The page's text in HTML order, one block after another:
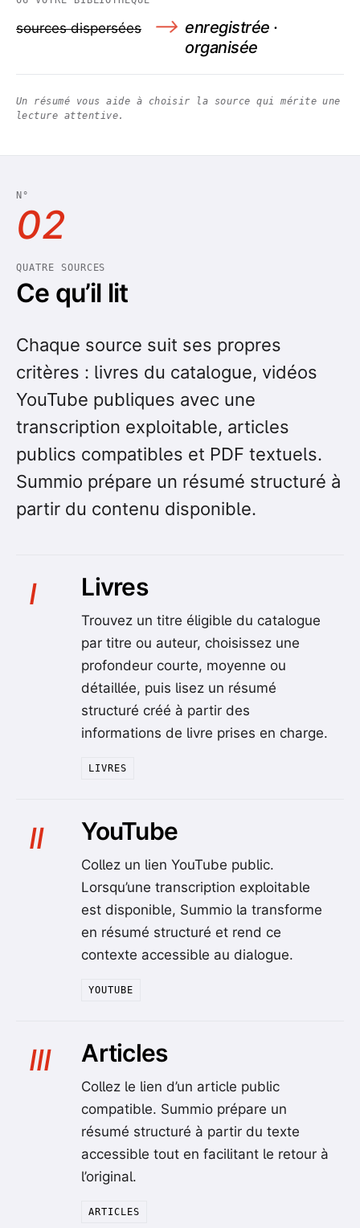
sources dispersées ⟶ enregistrée ·
organisée
Un résumé vous aide à choisir la source qui mérite une
lecture attentive.
N°
02
QUATRE SOURCES
Ce qu’il lit
Chaque source suit ses propres
critères : livres du catalogue, vidéos
YouTube publiques avec une
transcription exploitable, articles
publics compatibles et PDF textuels.
Summio prépare un résumé structuré à
partir du contenu disponible.
I Livres
Trouvez un titre éligible du catalogue
par titre ou auteur, choisissez une
profondeur courte, moyenne ou
détaillée, puis lisez un résumé
structuré créé à partir des
informations de livre prises en charge.
LIVRES
II YouTube
Collez un lien YouTube public.
Lorsqu’une transcription exploitable
est disponible, Summio la transforme
en résumé structuré et rend ce
contexte accessible au dialogue.
YOUTUBE
III Articles
Collez le lien d’un article public
compatible. Summio prépare un
résumé structuré à partir du texte
accessible tout en facilitant le retour à
l’original.
ARTICLES